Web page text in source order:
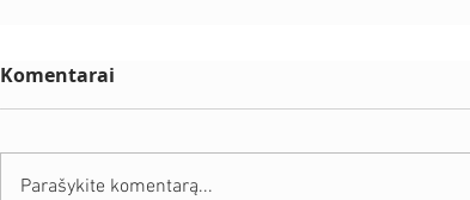
Komentarai
Parašykite komentarą...